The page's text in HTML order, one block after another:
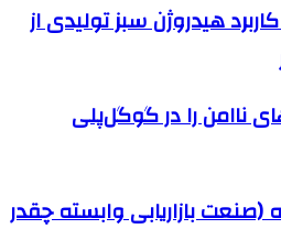
هیدروژن سبز تولیدی از
ناامن را در گوگل‌پلی
(صنعت بازاریابی وابسته چقدر